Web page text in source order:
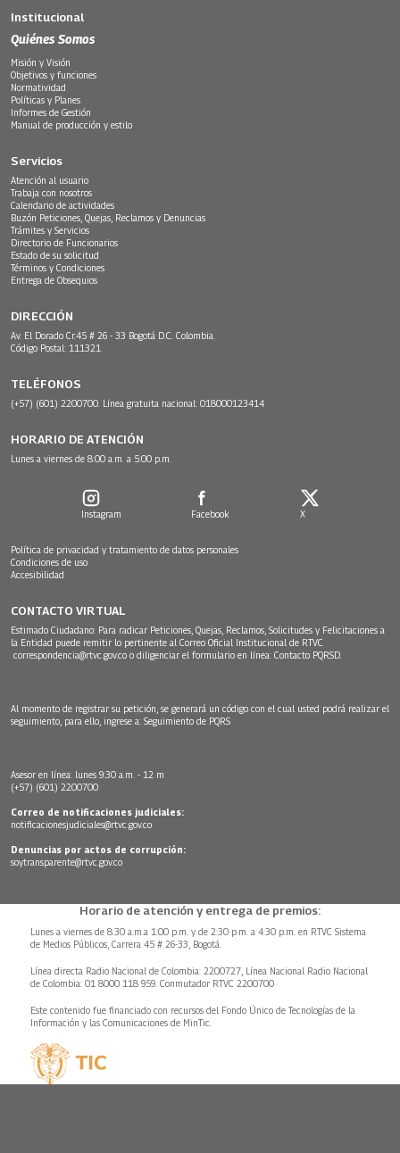
Institucional
Quiénes Somos
Misión y Visión
Objetivos y funciones
Normatividad
Políticas y Planes
Informes de Gestión
Manual de producción y estilo
Servicios
Atención al usuario
Trabaja con nosotros
Calendario de actividades
Buzón Peticiones, Quejas, Reclamos y Denuncias
Trámites y Servicios
Directorio de Funcionarios
Estado de su solicitud
Términos y Condiciones
Entrega de Obsequios
DIRECCIÓN
Av. El Dorado Cr.45 # 26 - 33 Bogotá D.C. Colombia.
Código Postal: 111321
TELÉFONOS
(+57) (601) 2200700. Línea gratuita nacional: 018000123414
HORARIO DE ATENCIÓN
Lunes a viernes de 8:00 a.m. a 5:00 p.m.
Instagram Facebook X
Política de privacidad y tratamiento de datos personales
Condiciones de uso
Accesibilidad
CONTACTO VIRTUAL
Estimado Ciudadano: Para radicar Peticiones, Quejas, Reclamos, Solicitudes y Felicitaciones a
la Entidad puede remitir lo pertinente al Correo Oficial Institucional de RTVC
correspondencia@rtvc.gov.co o diligenciar el formulario en línea: Contacto PQRSD.
Al momento de registrar su petición, se generará un código con el cual usted podrá realizar el
seguimiento, para ello, ingrese a: Seguimiento de PQRS
Asesor en línea: lunes 9:30 a.m. - 12 m
(+57) (601) 2200700
Correo de notificaciones judiciales:
notificacionesjudiciales@rtvc.gov.co
Denuncias por actos de corrupción:
soytransparente@rtvc.gov.co
Horario de atención y entrega de premios:
Lunes a viernes de 8:30 a.m.a 1:00 p.m. y de 2:30 p.m. a 4:30 p.m. en RTVC Sistema
de Medios Públicos, Carrera 45 # 26-33, Bogotá.
Línea directa Radio Nacional de Colombia: 2200727, Línea Nacional Radio Nacional
de Colombia: 01 8000 118 959. Conmutador RTVC 2200700
Este contenido fue financiado con recursos del Fondo Único de Tecnologías de la
Información y las Comunicaciones de MinTic.